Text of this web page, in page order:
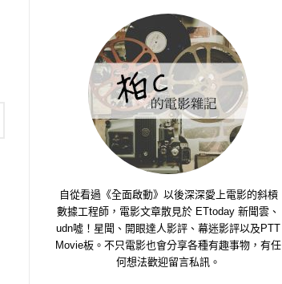
自從看過《全面啟動》以後深深愛上電影的斜槓
數據工程師，電影文章散見於 ETtoday 新聞雲、
udn噓！星聞、開眼達人影評、幕迷影評以及PTT
Movie板。不只電影也會分享各種有趣事物，有任
何想法歡迎留言私訊。